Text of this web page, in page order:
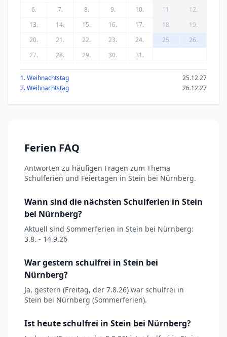
6.
7. 8. 9. 10. 11.
12.
13.
14. 15. 16. 17. 18.
19.
20.
21. 22. 23. 24. 25.
26.
27.
28. 29. 30. 31.
1. Weihnachtstag
25.12.27
2. Weihnachtstag
26.12.27
Ferien FAQ
Antworten zu häufigen Fragen zum Thema
Schulferien und Feiertagen in Stein bei Nürnberg.
Wann sind die nächsten Schulferien in Stein
bei Nürnberg?
Aktuell sind Sommerferien in Stein bei Nürnberg:
3.8. - 14.9.26
War gestern schulfrei in Stein bei
Nürnberg?
Ja, gestern (Freitag, der 7.8.26) war schulfrei in
Stein bei Nürnberg (Sommerferien).
Ist heute schulfrei in Stein bei Nürnberg?